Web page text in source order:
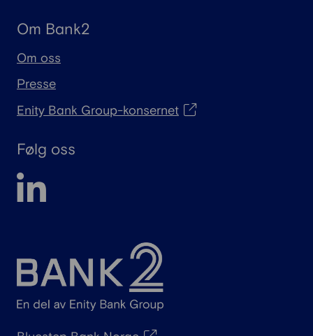
Om Bank2
Om oss
Presse
Enity Bank Group-konsernet
Følg oss